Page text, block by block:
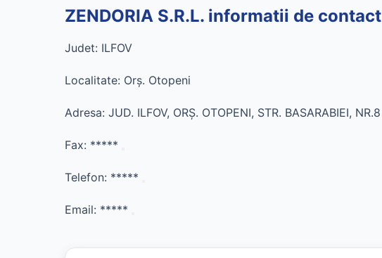
ZENDORIA S.R.L. informatii de contact
Judet: ILFOV
Localitate: Orş. Otopeni
Adresa: JUD. ILFOV, ORŞ. OTOPENI, STR. BASARABIEI, NR.8
Fax: *****
Telefon: *****
Email: *****